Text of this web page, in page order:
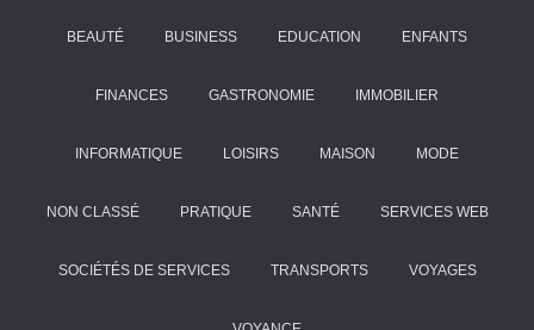
BEAUTÉ BUSINESS EDUCATION ENFANTS
FINANCES GASTRONOMIE IMMOBILIER
INFORMATIQUE LOISIRS MAISON MODE
NON CLASSÉ PRATIQUE SANTÉ SERVICES WEB
SOCIÉTÉS DE SERVICES TRANSPORTS VOYAGES